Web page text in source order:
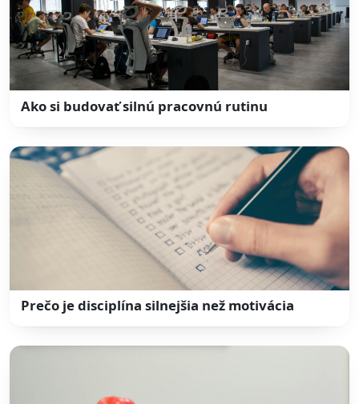
Ako si budovať silnú pracovnú rutinu
Prečo je disciplína silnejšia než motivácia